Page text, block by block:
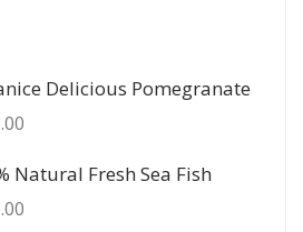
Delicious Pomegranate
Natural Fresh Sea Fish